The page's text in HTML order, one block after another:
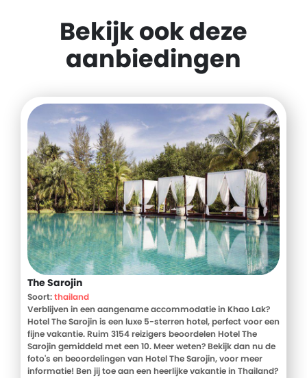
Bekijk ook deze
aanbiedingen
The Sarojin
Soort:thailand
Verblijven in een aangename accommodatie in Khao Lak?
Hotel The Sarojin is een luxe 5-sterren hotel, perfect voor een
fijne vakantie. Ruim 3154 reizigers beoordelen Hotel The
Sarojin gemiddeld met een 10. Meer weten? Bekijk dan nu de
foto's en beoordelingen van Hotel The Sarojin, voor meer
informatie! Ben jij toe aan een heerlijke vakantie in Thailand?